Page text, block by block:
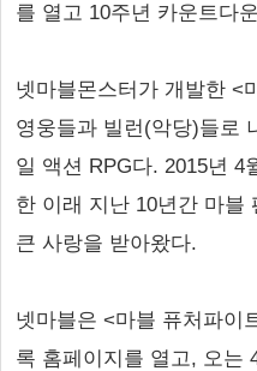
를 열고 10주년 카운트다
넷마블몬스터가 개발한 <
영웅들과 빌런(악당)들로
일 액션 RPG다. 2015년 4
한 이래 지난 10년간 마블
큰 사랑을 받아왔다.
넷마블은 <마블 퓨처파이
록 홈페이지를 열고, 오는